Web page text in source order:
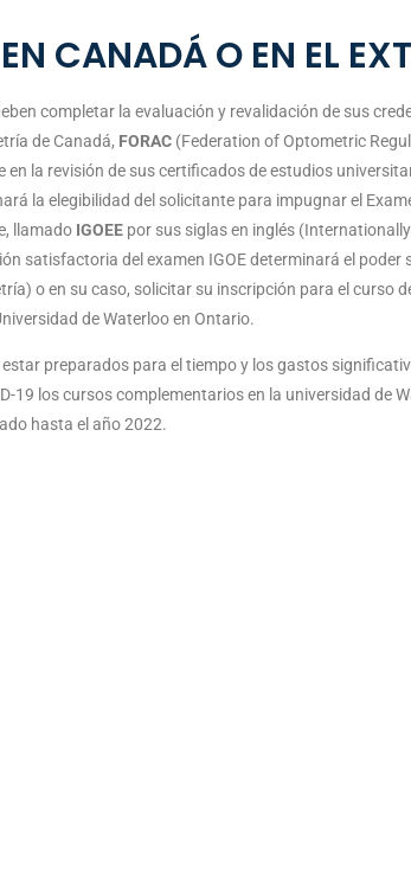
CANADÁ O EN EL
completar la evaluación y revalidación de sus
de Canadá, FORAC(Federation of Optometric
la revisión de sus certificados de estudios
la elegibilidad del solicitante para impugnar el
llamado IGOEEpor sus siglas en inglés
satisfactoria del examen IGOE determinará el poder
o en su caso, solicitar su inscripción para el curso
de Waterloo en Ontario.
preparados para el tiempo y los gastos
19 los cursos complementarios en la universidad de
hasta el año 2022.